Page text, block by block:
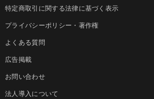
特定商取引に関する法律に基づく表示
プライバシーポリシー・著作権
よくある質問
広告掲載
お問い合わせ
法人導入について